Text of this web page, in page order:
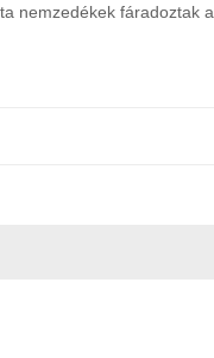
nemzedékek fáradoztak a